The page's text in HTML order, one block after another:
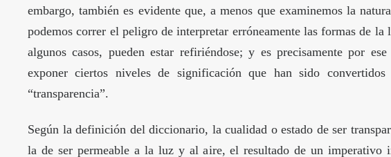
embargo, también es evidente que, a menos que examinemos la
podemos correr el peligro de interpretar erróneamente las formas de
algunos casos, pueden estar refiriéndose; y es precisamente por
exponer ciertos niveles de significación que han sido
“transparencia”.
Según la definición del diccionario, la cualidad o estado de ser
la de ser permeable a la luz y al aire, el resultado de un imperativo